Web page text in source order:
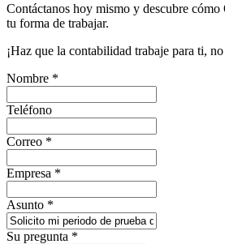
Contáctanos hoy mismo y descubre
tu forma de trabajar.
¡Haz que la contabilidad trabaje para ti,
Nombre *
Teléfono
Correo *
Empresa *
Asunto *
Su pregunta *